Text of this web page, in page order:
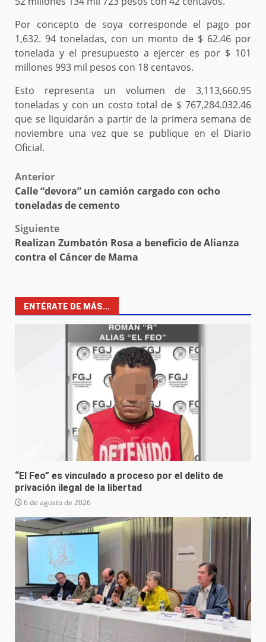
Por concepto de soya corresponde el pago por
1,632. 94 toneladas, con un monto de $ 62.46 por
tonelada y el presupuesto a ejercer es por $ 101
millones 993 mil pesos con 18 centavos.
Esto representa un volumen de 3,113,660.95
toneladas y con un costo total de $ 767,284.032.46
que se liquidarán a partir de la primera semana de
noviembre una vez que se publique en el Diario
Oficial.
Post
navigation
Anterior
Calle “devora” un camión cargado con ocho
toneladas de cemento
Siguiente
Realizan Zumbatón Rosa a beneficio de Alianza
contra el Cáncer de Mama
ENTÉRATE DE MÁS...
“El Feo” es vinculado a proceso por el delito de
privación ilegal de la libertad
6 de agosto de 2026